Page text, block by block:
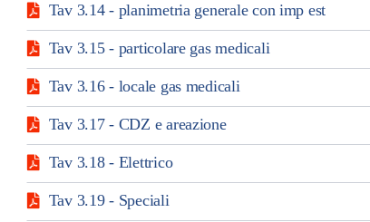
Tav 3.14 - planimetria generale con imp est
Tav 3.15 - particolare gas medicali
Tav 3.16 - locale gas medicali
Tav 3.17 - CDZ e areazione
Tav 3.18 - Elettrico
Tav 3.19 - Speciali